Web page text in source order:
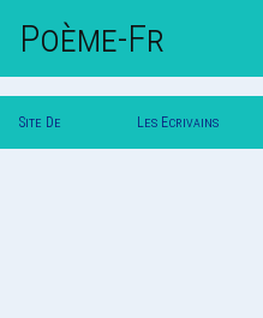
Poème-Fr
Site De Les Ecrivains